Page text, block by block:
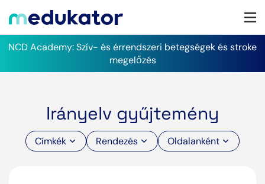
NCD Academy: Szív- és érrendszeri betegségek és stroke
megelőzés
Irányelv gyűjtemény
Címkék Rendezés Oldalanként